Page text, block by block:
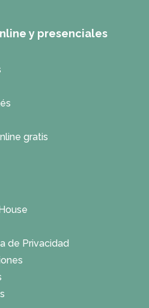
y presenciales
gratis
de Privacidad